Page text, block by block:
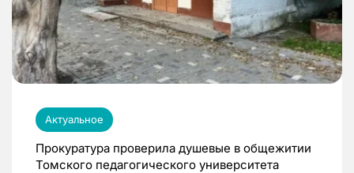
Актуальное
Прокуратура проверила душевые в общежитии
Томского педагогического университета